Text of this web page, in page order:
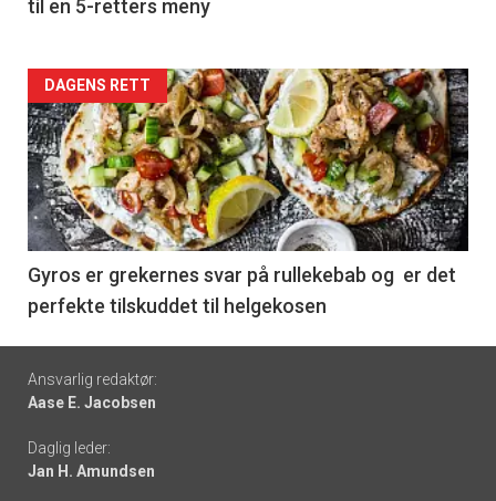
til en 5-retters meny
Forsiden
akkurat
nå
-
6
DAGENS RETT
Gyros er grekernes svar på rullekebab og er det
perfekte tilskuddet til helgekosen
Footer
-
links
Ansvarlig redaktør:
Aase E. Jacobsen
Daglig leder:
Jan H. Amundsen